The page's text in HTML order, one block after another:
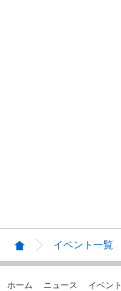
イベント一覧
ホーム ニュース イベント